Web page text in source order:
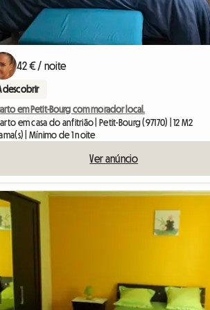
42 € / noite
descobrir
em Petit-Bourg com morador local.
em casa do anfitrião | Petit-Bourg (97170) | 12 M2
| Mínimo de 1 noite
Ver anúncio